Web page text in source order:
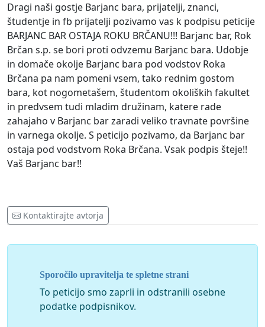
Dragi naši gostje Barjanc bara, prijatelji, znanci,
študentje in fb prijatelji pozivamo vas k podpisu peticije
BARJANC BAR OSTAJA ROKU BRČANU!!! Barjanc bar, Rok
Brčan s.p. se bori proti odvzemu Barjanc bara. Udobje
in domače okolje Barjanc bara pod vodstov Roka
Brčana pa nam pomeni vsem, tako rednim gostom
bara, kot nogometašem, študentom okoliških fakultet
in predvsem tudi mladim družinam, katere rade
zahajaho v Barjanc bar zaradi veliko travnate površine
in varnega okolje. S peticijo pozivamo, da Barjanc bar
ostaja pod vodstvom Roka Brčana. Vsak podpis šteje!!
Vaš Barjanc bar!!
Kontaktirajte avtorja
Sporočilo upravitelja te spletne strani
To peticijo smo zaprli in odstranili osebne
podatke podpisnikov.